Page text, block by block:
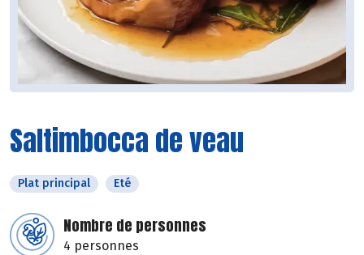
Saltimbocca de veau
Plat principal Eté
Nombre de personnes
4 personnes